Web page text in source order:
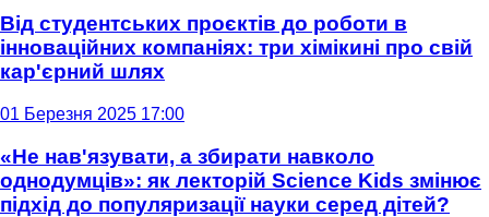
Від студентських проєктів до роботи в
інноваційних компаніях: три хімікині про свій
кар'єрний шлях
01 Березня 2025 17:00
«Не нав'язувати, а збирати навколо
однодумців»: як лекторій Science Kids змінює
підхід до популяризації науки серед дітей?